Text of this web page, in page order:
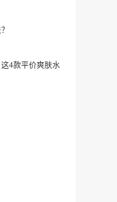
4款平价爽肤水